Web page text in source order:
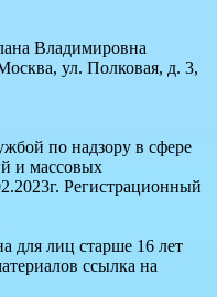
Владимировна
ул. Полковая, д. 3,
по надзору в сфере
и массовых
Регистрационный
для лиц старше 16 лет
ссылка на